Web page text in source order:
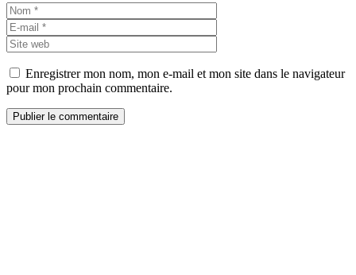
Nom
mail
web
Enregistrer mon nom, mon e-mail et mon site dans le navigateur
pour mon prochain commentaire.